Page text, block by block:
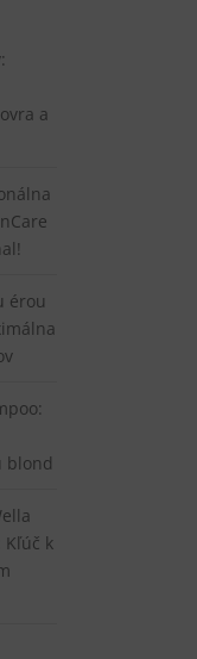
a
érou
blond
Kľúč k